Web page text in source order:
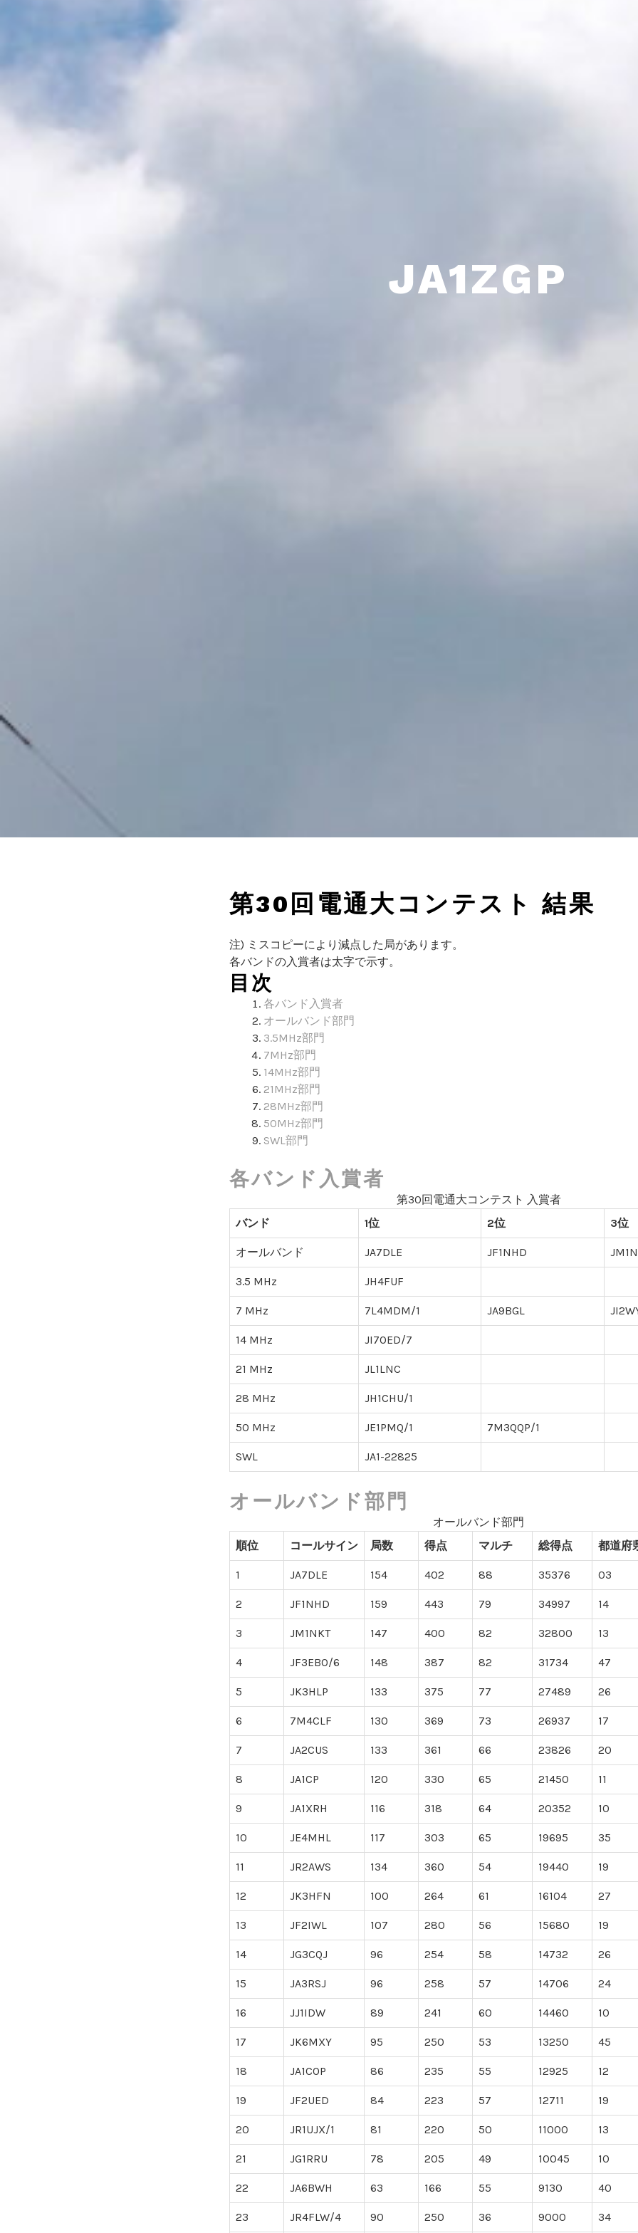
JA1ZGP
第30回電通大コンテスト 結果
注) ミスコピーにより減点した局があります。
各バンドの入賞者は太字で示す。
目次
各バンド入賞者
オールバンド部門
3.5MHz部門
7MHz部門
14MHz部門
21MHz部門
28MHz部門
50MHz部門
SWL部門
各バンド入賞者
第30回電通大コンテスト 入賞者
バンド
1位 2位 3位
オールバンド JA7DLE JF1NHD
3.5 MHz JH4FUF
7 MHz 7L4MDM/1 JA9BGL
14 MHz JI7OED/7
21 MHz JL1LNC
28 MHz JH1CHU/1
50 MHz JE1PMQ/1 7M3QQP/1
SWL JA1-22825
オールバンド部門
オールバンド部門
順位
コールサイン 局数 得点 マルチ 総得点 都道府
1 JA7DLE 154 402 88 35376 03
2 JF1NHD 159 443 79 34997 14
3 JM1NKT 147 400 82 32800 13
4 JF3EBO/6 148 387 82 31734 47
5 JK3HLP 133 375 77 27489 26
6 7M4CLF 130 369 73 26937 17
7 JA2CUS 133 361 66 23826 20
8 JA1CP 120 330 65 21450 11
9 JA1XRH 116 318 64 20352 10
10 JE4MHL 117 303 65 19695 35
11 JR2AWS 134 360 54 19440 19
12 JK3HFN 100 264 61 16104 27
13 JF2IWL 107 280 56 15680 19
14 JG3CQJ 96 254 58 14732 26
15 JA3RSJ 96 258 57 14706 24
16 JJ1IDW 89 241 60 14460 10
17 JK6MXY 95 250 53 13250 45
18 JA1COP 86 235 55 12925 12
19 JF2UED 84 223 57 12711 19
20 JR1UJX/1 81 220 50 11000 13
21 JG1RRU 78 205 49 10045 10
22 JA6BWH 63 166 55 9130 40
23 JR4FLW/4 90 250 36 9000 34